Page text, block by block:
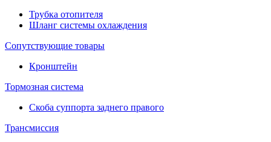
Трубка отопителя
Шланг системы охлаждения
Сопутствующие товары
Кронштейн
Тормозная система
Скоба суппорта заднего правого
Трансмиссия